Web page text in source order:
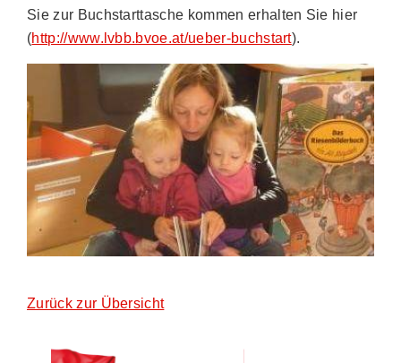
Sie zur Buchstarttasche kommen erhalten Sie hier
(http://www.lvbb.bvoe.at/ueber-buchstart).
Zurück zur Übersicht